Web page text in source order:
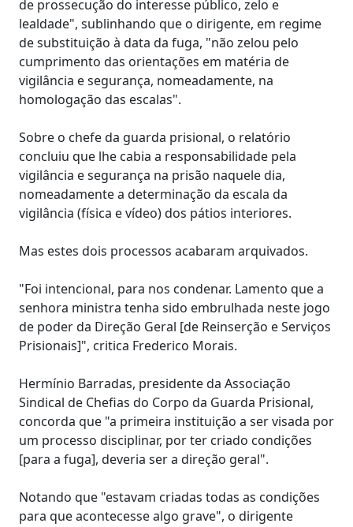
de prossecução do interesse público, zelo e
lealdade", sublinhando que o dirigente, em regime
de substituição à data da fuga, "não zelou pelo
cumprimento das orientações em matéria de
vigilância e segurança, nomeadamente, na
homologação das escalas".
Sobre o chefe da guarda prisional, o relatório
concluiu que lhe cabia a responsabilidade pela
vigilância e segurança na prisão naquele dia,
nomeadamente a determinação da escala da
vigilância (física e vídeo) dos pátios interiores.
Mas estes dois processos acabaram arquivados.
"Foi intencional, para nos condenar. Lamento que a
senhora ministra tenha sido embrulhada neste jogo
de poder da Direção Geral [de Reinserção e Serviços
Prisionais]", critica Frederico Morais.
Hermínio Barradas, presidente da Associação
Sindical de Chefias do Corpo da Guarda Prisional,
concorda que "a primeira instituição a ser visada por
um processo disciplinar, por ter criado condições
[para a fuga], deveria ser a direção geral".
Notando que "estavam criadas todas as condições
para que acontecesse algo grave", o dirigente